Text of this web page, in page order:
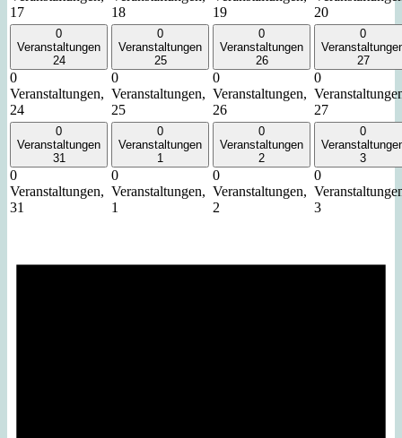
17
18
19
20
0
Veranstaltungen
24
0
Veranstaltungen,
24
0
Veranstaltungen
25
0
Veranstaltungen,
25
0
Veranstaltungen
26
0
Veranstaltungen,
26
0
27
0
27
0
Veranstaltungen
31
0
Veranstaltungen,
31
0
Veranstaltungen
1
0
Veranstaltungen,
1
0
Veranstaltungen
2
0
Veranstaltungen,
2
0
3
0
3